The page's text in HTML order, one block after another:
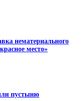
нематериального
место»
пустыню